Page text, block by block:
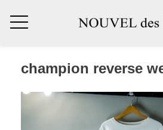
champion reverse